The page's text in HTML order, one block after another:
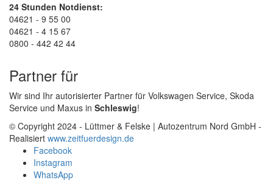
24 Stunden Notdienst:
04621 - 9 55 00
04621 - 4 15 67
0800 - 442 42 44
Partner für
Wir sind Ihr autorisierter Partner für Volkswagen Service, Skoda
Service und Maxus in Schleswig!
© Copyright 2024 - Lüttmer & Felske | Autozentrum Nord GmbH -
Realisiert www.zeitfuerdesign.de
Facebook
Instagram
WhatsApp